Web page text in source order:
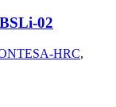
02
HRC,